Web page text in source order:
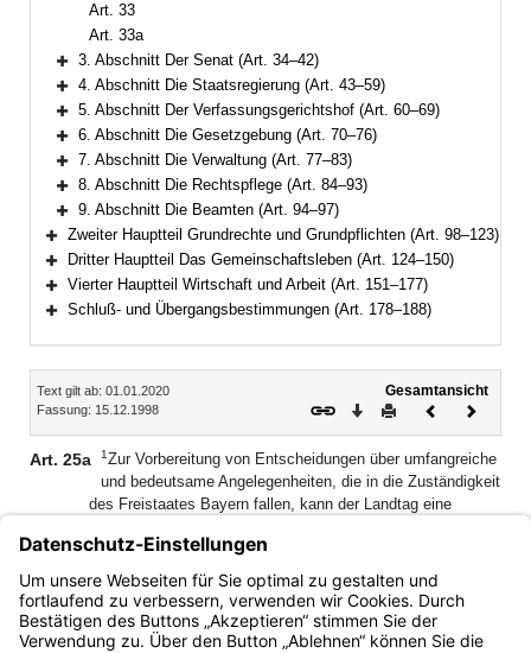
Art. 33
Art. 33a
Bereich erweitern
3. Abschnitt Der Senat (Art. 34–42)
Bereich erweitern
4. Abschnitt Die Staatsregierung (Art. 43–59)
Bereich erweitern
5. Abschnitt Der Verfassungsgerichtshof (Art. 60–69)
Bereich erweitern
6. Abschnitt Die Gesetzgebung (Art. 70–76)
Bereich erweitern
7. Abschnitt Die Verwaltung (Art. 77–83)
Bereich erweitern
8. Abschnitt Die Rechtspflege (Art. 84–93)
Bereich erweitern
9. Abschnitt Die Beamten (Art. 94–97)
Bereich erweitern
Zweiter Hauptteil Grundrechte und Grundpflichten (Art. 98–123)
Bereich erweitern
Dritter Hauptteil Das Gemeinschaftsleben (Art. 124–150)
Bereich erweitern
Vierter Hauptteil Wirtschaft und Arbeit (Art. 151–177)
Schluß- und Übergangsbestimmungen (Art. 178–188)
Inhalt
Text gilt ab: 01.01.2020
Fassung: 15.12.1998
Gesamtansicht
Download
DruckenVorheriges
Art. 25a 1Zur Vorbereitung von Entscheidungen über umfangreiche
und bedeutsame Angelegenheiten, die in die Zuständigkeit
des Freistaates Bayern fallen, kann der Landtag eine
seiner Mitglieder ist er dazu verpflichtet.
den Auftrag der Kommission bezeichnen.
Das Nähere
regelt die Geschäftsordnung des Landtags.